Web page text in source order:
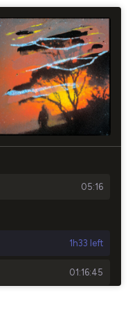
05:16
1h33 left
01:16:45